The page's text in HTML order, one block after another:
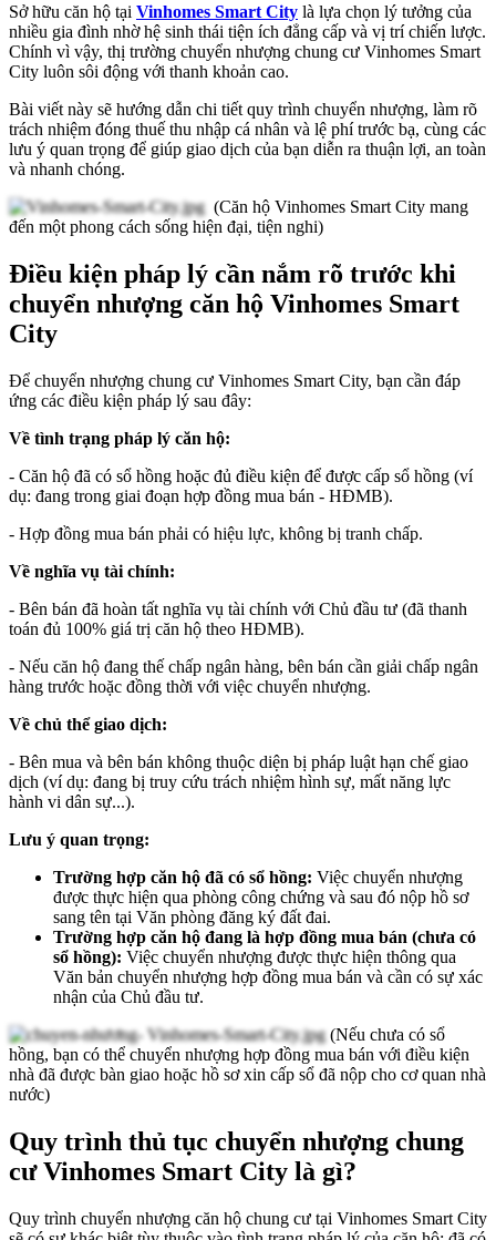
Sở hữu căn hộ tại Vinhomes Smart City là lựa chọn lý tưởng của
nhiều gia đình nhờ hệ sinh thái tiện ích đẳng cấp và vị trí chiến lược.
Chính vì vậy, thị trường chuyển nhượng chung cư Vinhomes Smart
City luôn sôi động với thanh khoản cao.
Bài viết này sẽ hướng dẫn chi tiết quy trình chuyển nhượng, làm rõ
trách nhiệm đóng thuế thu nhập cá nhân và lệ phí trước bạ, cùng các
lưu ý quan trọng để giúp giao dịch của bạn diễn ra thuận lợi, an toàn
và nhanh chóng.
(Căn hộ Vinhomes Smart City mang
đến một phong cách sống hiện đại, tiện nghi)
Điều kiện pháp lý cần nắm rõ trước khi
chuyển nhượng căn hộ Vinhomes Smart
City
Để chuyển nhượng chung cư Vinhomes Smart City, bạn cần đáp
ứng các điều kiện pháp lý sau đây:
Về tình trạng pháp lý căn hộ:
- Căn hộ đã có sổ hồng hoặc đủ điều kiện để được cấp sổ hồng (ví
dụ: đang trong giai đoạn hợp đồng mua bán - HĐMB).
- Hợp đồng mua bán phải có hiệu lực, không bị tranh chấp.
Về nghĩa vụ tài chính:
- Bên bán đã hoàn tất nghĩa vụ tài chính với Chủ đầu tư (đã thanh
toán đủ 100% giá trị căn hộ theo HĐMB).
- Nếu căn hộ đang thế chấp ngân hàng, bên bán cần giải chấp ngân
hàng trước hoặc đồng thời với việc chuyển nhượng.
Về chủ thể giao dịch:
- Bên mua và bên bán không thuộc diện bị pháp luật hạn chế giao
dịch (ví dụ: đang bị truy cứu trách nhiệm hình sự, mất năng lực
hành vi dân sự...).
Lưu ý quan trọng:
Trường hợp căn hộ đã có sổ hồng: Việc chuyển nhượng
được thực hiện qua phòng công chứng và sau đó nộp hồ sơ
sang tên tại Văn phòng đăng ký đất đai.
Trường hợp căn hộ đang là hợp đồng mua bán (chưa có
sổ hồng): Việc chuyển nhượng được thực hiện thông qua
Văn bản chuyển nhượng hợp đồng mua bán và cần có sự xác
nhận của Chủ đầu tư.
(Nếu chưa có sổ
hồng, bạn có thể chuyển nhượng hợp đồng mua bán với điều kiện
nhà đã được bàn giao hoặc hồ sơ xin cấp sổ đã nộp cho cơ quan nhà
nước)
Quy trình thủ tục chuyển nhượng chung
cư Vinhomes Smart City là gì?
Quy trình chuyển nhượng căn hộ chung cư tại Vinhomes Smart City